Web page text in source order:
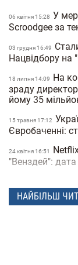
06 квiтня 15:28 У
Scroodgee за
03 грудня 16:49
Нацвідбору на
18 липня 14:09
На
зраду
йому 35
15 травня 17:12
Євробаченні:
24 квiтня 16:51
"Венздей":
НАЙБІЛЬШ